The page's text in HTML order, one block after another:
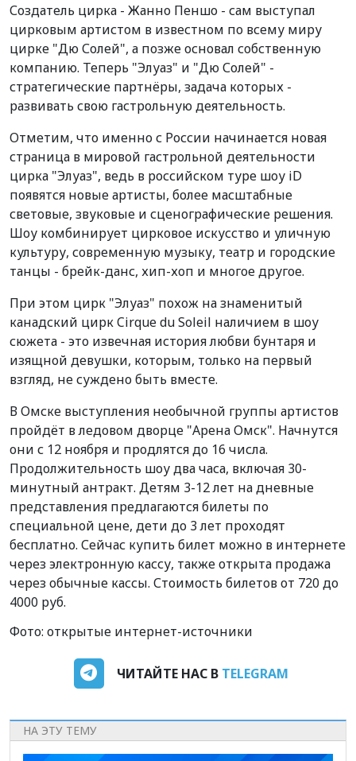
Создатель цирка - Жанно Пеншо - сам выступал
цирковым артистом в известном по всему миру
цирке "Дю Солей", а позже основал собственную
компанию. Теперь "Элуаз" и "Дю Солей" -
стратегические партнёры, задача которых -
развивать свою гастрольную деятельность.
Отметим, что именно с России начинается новая
страница в мировой гастрольной деятельности
цирка "Элуаз", ведь в российском туре шоу iD
появятся новые артисты, более масштабные
световые, звуковые и сценографические решения.
Шоу комбинирует цирковое искусство и уличную
культуру, современную музыку, театр и городские
танцы - брейк-данс, хип-хоп и многое другое.
При этом цирк "Элуаз" похож на знаменитый
канадский цирк Cirque du Soleil наличием в шоу
сюжета - это извечная история любви бунтаря и
изящной девушки, которым, только на первый
взгляд, не суждено быть вместе.
В Омске выступления необычной группы артистов
пройдёт в ледовом дворце "Арена Омск". Начнутся
они с 12 ноября и продлятся до 16 числа.
Продолжительность шоу два часа, включая 30-
минутный антракт. Детям 3-12 лет на дневные
представления предлагаются билеты по
специальной цене, дети до 3 лет проходят
бесплатно. Сейчас купить билет можно в интернете
через электронную кассу, также открыта продажа
через обычные кассы. Стоимость билетов от 720 до
4000 руб.
Фото: открытые интернет-источники
ЧИТАЙТЕ НАС В TELEGRAM
НА ЭТУ ТЕМУ